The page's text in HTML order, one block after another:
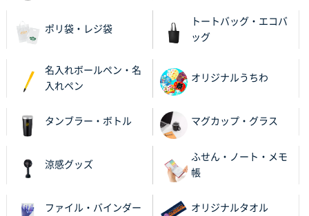
前回同様、安心できるから
uni ジェットストリーム 05
2025年11月21日 16:39
何度か注文していて、満足していたから
神奈川県のお客様
2025年11月18日 13:29
のし文言が変更できたのと価格。
千葉県M社様
ポリ袋・レジ袋
トートバッグ・エコバ
ッグ
名入れボールペン・名
入れペン
オリジナルうちわ
タンブラー・ボトル マグカップ・グラス
涼感グッズ
ふせん・ノート・メモ
帳
ファイル・バインダー オリジナルタオル